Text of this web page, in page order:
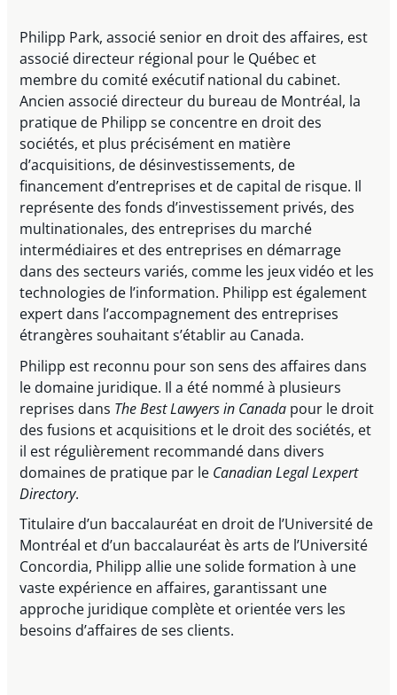
Philipp Park, associé senior en droit des affaires, est
associé directeur régional pour le Québec et
membre du comité exécutif national du cabinet.
Ancien associé directeur du bureau de Montréal, la
pratique de Philipp se concentre en droit des
sociétés, et plus précisément en matière
d’acquisitions, de désinvestissements, de
financement d’entreprises et de capital de risque. Il
représente des fonds d’investissement privés, des
multinationales, des entreprises du marché
intermédiaires et des entreprises en démarrage
dans des secteurs variés, comme les jeux vidéo et les
technologies de l’information. Philipp est également
expert dans l’accompagnement des entreprises
étrangères souhaitant s’établir au Canada.
Philipp est reconnu pour son sens des affaires dans
le domaine juridique. Il a été nommé à plusieurs
reprises dans The Best Lawyers in Canada pour le droit
des fusions et acquisitions et le droit des sociétés, et
il est régulièrement recommandé dans divers
domaines de pratique par le Canadian Legal Lexpert
Directory.
Titulaire d’un baccalauréat en droit de l’Université de
Montréal et d’un baccalauréat ès arts de l’Université
Concordia, Philipp allie une solide formation à une
vaste expérience en affaires, garantissant une
approche juridique complète et orientée vers les
besoins d’affaires de ses clients.